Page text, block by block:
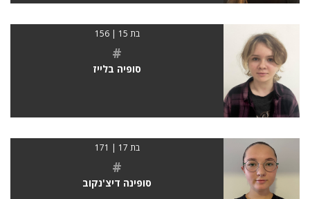
בת 15 | 156
#
סופיה בלייז
בת 17 | 171
#
סופינה דיצ'נקוב